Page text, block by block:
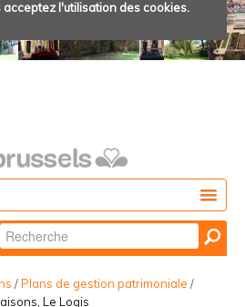
acceptez l'utilisation des cookies.
Chercher par
avancée…
/Plans de gestion patrimoniale /
Le Logis